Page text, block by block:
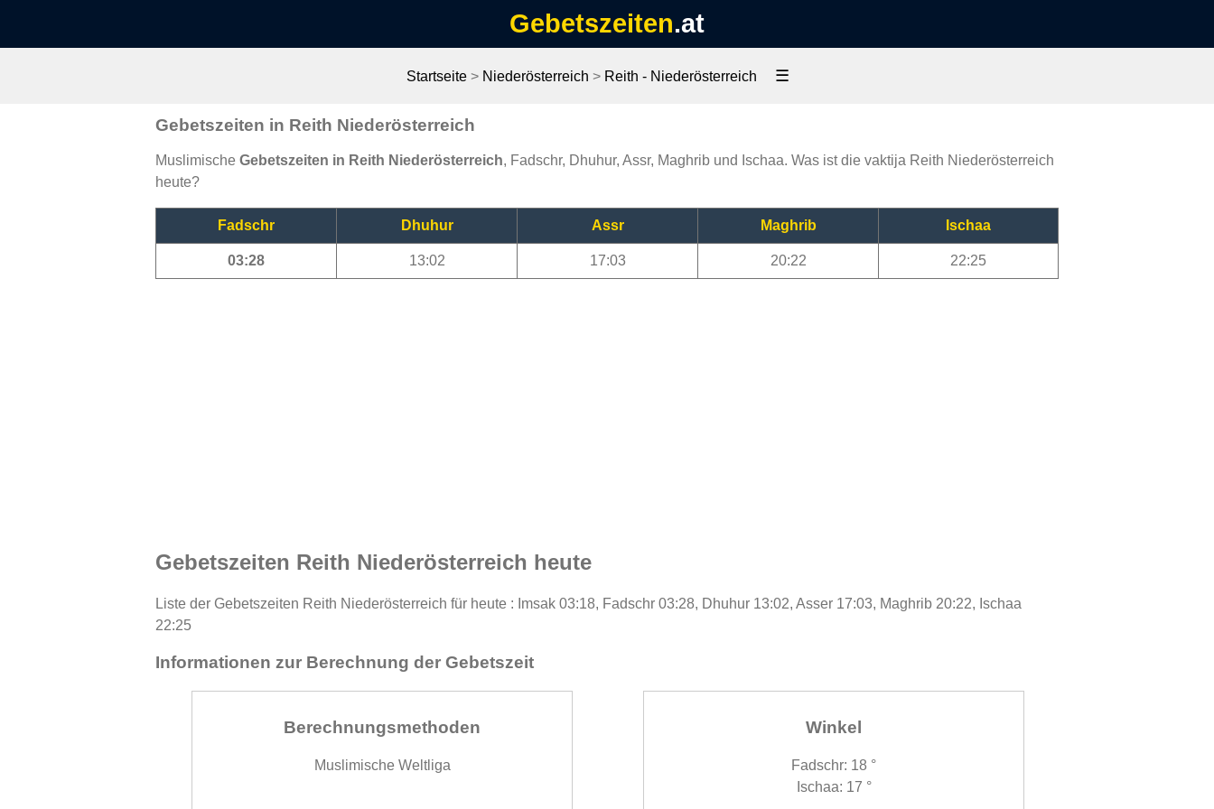
Gebetszeiten.at
Startseite > Niederösterreich > Reith - Niederösterreich ☰
Gebetszeiten in Reith Niederösterreich
Muslimische Gebetszeiten in Reith Niederösterreich, Fadschr, Dhuhur, Assr, Maghrib und Ischaa. Was ist die vaktija Reith Niederösterreich
heute?
Fadschr Dhuhur Assr Maghrib Ischaa
03:28 13:02 17:03 20:22 22:25
Gebetszeiten Reith Niederösterreich heute
Liste der Gebetszeiten Reith Niederösterreich für heute : Imsak 03:18, Fadschr 03:28, Dhuhur 13:02, Asser 17:03, Maghrib 20:22, Ischaa
22:25
Informationen zur Berechnung der Gebetszeit
Berechnungsmethoden
Muslimische Weltliga
Winkel
Fadschr: 18 °
Ischaa: 17 °